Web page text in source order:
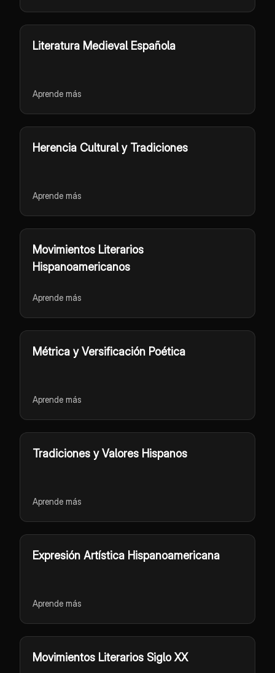
Literatura Medieval Española
Aprende más
Herencia Cultural y Tradiciones
Aprende más
Movimientos Literarios
Hispanoamericanos
Aprende más
Métrica y Versificación Poética
Aprende más
Tradiciones y Valores Hispanos
Aprende más
Expresión Artística Hispanoamericana
Aprende más
Movimientos Literarios Siglo XX